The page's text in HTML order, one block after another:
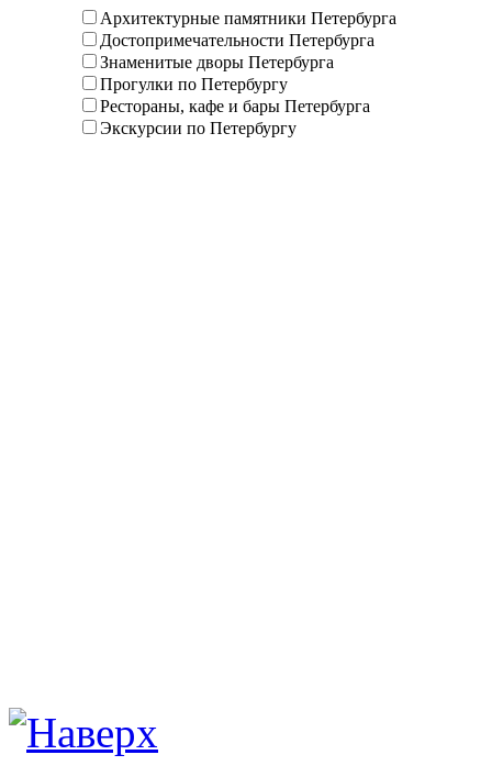
Архитектурные памятники Петербурга
Достопримечательности Петербурга
Знаменитые дворы Петербурга
Прогулки по Петербургу
Рестораны, кафе и бары Петербурга
Экскурсии по Петербургу